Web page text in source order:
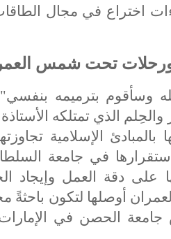
اختراع في مجال
ورحلات تحت شمس
وسأقوم بترميمه
الذي تمتلكه
بالمبادئ الإسلامية
استقرارها في جامعة
على دقة العمل
أوصلها لتكون باحثةً
الحصن في الإمارات